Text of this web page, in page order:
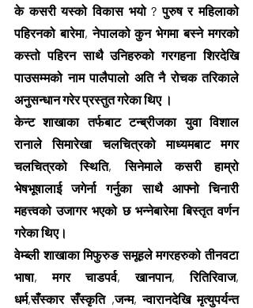
के कसरी यस्को विकास भयो ? पुरुष र महिलाको
पहिरनको बारेमा, नेपालको कुन भेगमा बस्ने मगरको
कस्तो पहिरन साथै उनिहरुको गरगहना शिरदेखि
पाउसम्मको नाम पालैपालो अति नै रोचक तरिकाले
अनुसन्धान गरेर प्रस्तुत गरेका थिए ।
केन्ट शाखाका तर्फबाट टन्ब्रीजका युवा विशाल
रानाले सिमारेखा चलचित्रको माध्यमबाट मगर
चलचित्रको स्थिति, सिनेमाले कसरी हाम्रो
भेषभूषालाई जगेर्ना गर्नुका साथै आफ्नो चिनारी
महत्त्वको उजागर भएको छ भन्नेबारेमा बिस्तृत वर्णन
गरेका थिए।
वेम्ब्ली शाखाका मिफुरुङ समूहले मगरहरुको तीनवटा
भाषा, मगर चाडपर्व, खानपान, रितिरिवाज,
धर्म,सँस्कार सँस्कृति ,जन्म, न्वारानदेखि मृत्युपर्यन्त